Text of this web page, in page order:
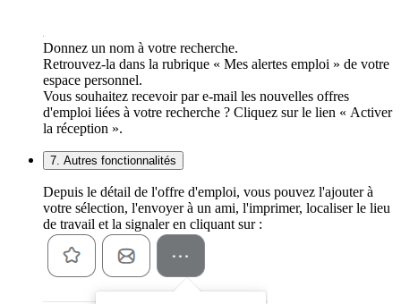
Donnez un nom à votre recherche.
Retrouvez-la dans la rubrique « Mes alertes emploi » de votre
espace personnel.
Vous souhaitez recevoir par e-mail les nouvelles offres
d'emploi liées à votre recherche ? Cliquez sur le lien « Activer
la réception ».
7. Autres fonctionnalités
Depuis le détail de l'offre d'emploi, vous pouvez l'ajouter à
votre sélection, l'envoyer à un ami, l'imprimer, localiser le lieu
de travail et la signaler en cliquant sur :